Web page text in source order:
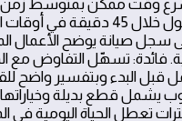
ومجهز بجاهزية عالية. مثال
صيانة يوضح الأعمال
فائدة: تسهّل التفاوض مع
قبل البدء وبتفسير واضح
يشمل قطع بديلة
تعطل الحياة اليومية في